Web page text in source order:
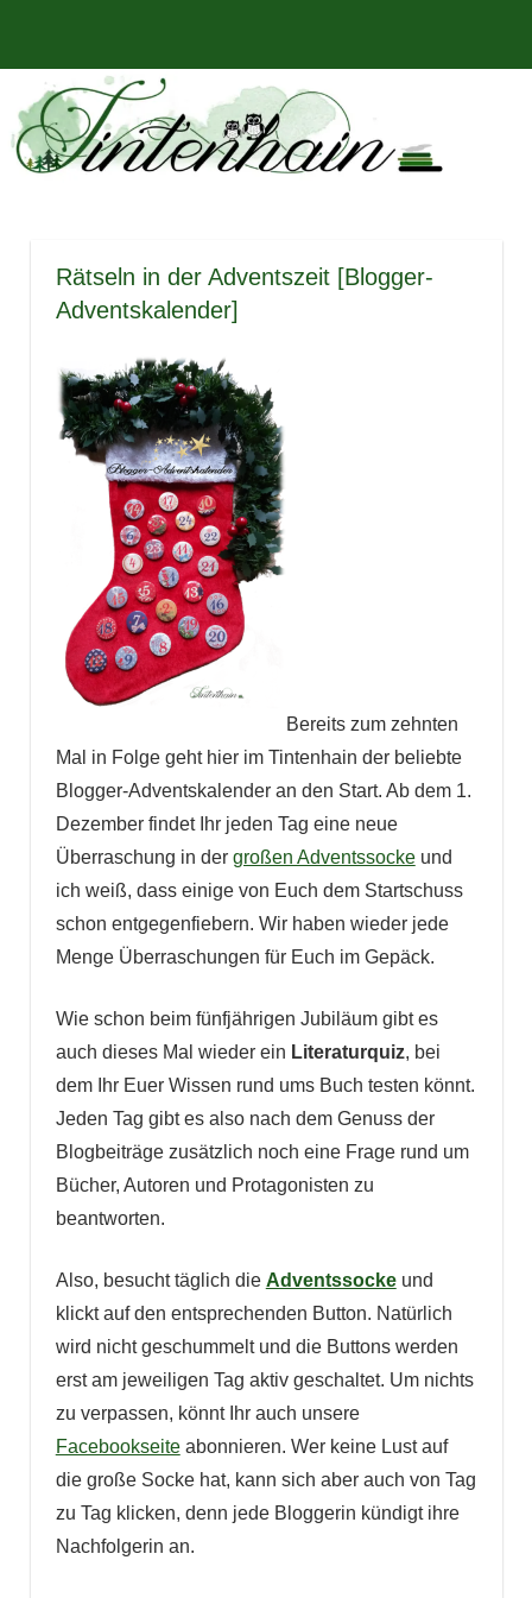
springen
Tintenhain
–
Der
Rezensionen
und
mehr
Rätseln in der Adventszeit [Blogger-
Adventskalender]
Bereits zum zehnten
Mal in Folge geht hier im Tintenhain der beliebte
Blogger-Adventskalender an den Start. Ab dem 1.
Dezember findet Ihr jeden Tag eine neue
Überraschung in der großen Adventssockeund
ich weiß, dass einige von Euch dem Startschuss
schon entgegenfiebern. Wir haben wieder jede
Menge Überraschungen für Euch im Gepäck.
Wie schon beim fünfjährigen Jubiläum gibt es
auch dieses Mal wieder ein Literaturquiz, bei
dem Ihr Euer Wissen rund ums Buch testen könnt.
Jeden Tag gibt es also nach dem Genuss der
Blogbeiträge zusätzlich noch eine Frage rund um
Bücher, Autoren und Protagonisten zu
beantworten.
Also, besucht täglich die Adventssockeund
klickt auf den entsprechenden Button. Natürlich
wird nicht geschummelt und die Buttons werden
erst am jeweiligen Tag aktiv geschaltet. Um nichts
zu verpassen, könnt Ihr auch unsere
Facebookseiteabonnieren. Wer keine Lust auf
die große Socke hat, kann sich aber auch von Tag
zu Tag klicken, denn jede Bloggerin kündigt ihre
Nachfolgerin an.